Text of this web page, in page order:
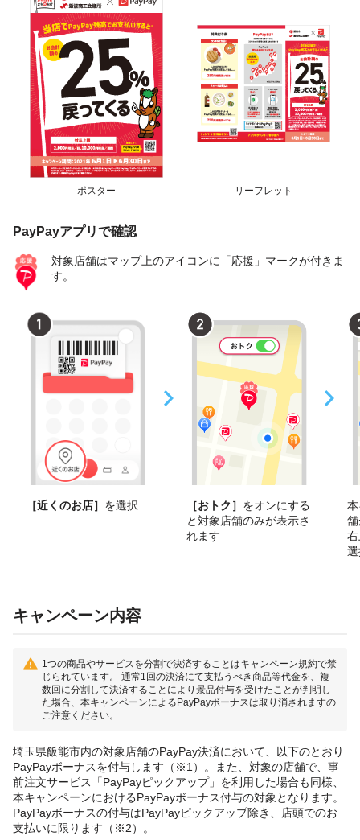
ポスター リーフレット
PayPayアプリで確認
対象店舗はマップ上のアイコンに「応援」マークが付きま
す。
［近くのお店］ を選択 ［おトク］ をオンにする
と対象店舗のみが表示さ
れます
キャンペーン内容
1つの商品やサービスを分割で決済することはキャンペーン規約で禁
じられています。 通常1回の決済にて支払うべき商品等代金を、複
数回に分割して決済することにより景品付与を受けたことが判明し
た場合、本キャンペーンによるPayPayボーナスは取り消されますの
ご注意ください。
埼玉県飯能市内の対象店舗のPayPay決済において、以下のとおり
PayPayボーナスを付与します（※1）。また、対象の店舗で、事
前注文サービス「PayPayピックアップ」を利用した場合も同様、
本キャンペーンにおけるPayPayボーナス付与の対象となります。
PayPayボーナスの付与はPayPayピックアップ除き、店頭でのお
支払いに限ります（※2）。